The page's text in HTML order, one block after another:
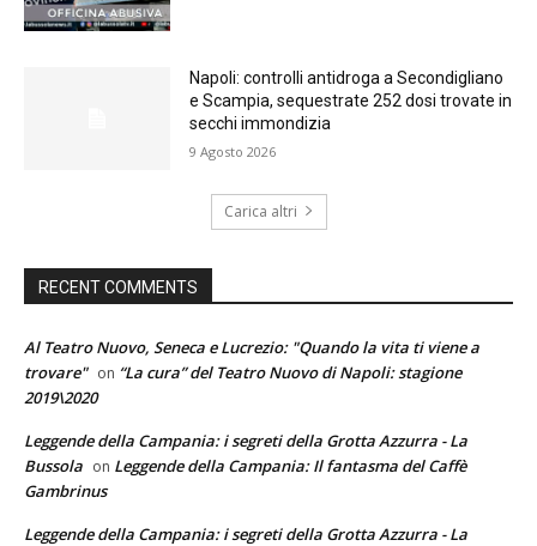
Napoli: controlli antidroga a Secondigliano
e Scampia, sequestrate 252 dosi trovate in
secchi immondizia
9 Agosto 2026
Carica altri
RECENT COMMENTS
Al Teatro Nuovo, Seneca e Lucrezio: "Quando la vita ti viene a
trovare" on “La cura” del Teatro Nuovo di Napoli: stagione
2019\2020
Leggende della Campania: i segreti della Grotta Azzurra - La
Bussola on Leggende della Campania: Il fantasma del Caffè
Gambrinus
Leggende della Campania: i segreti della Grotta Azzurra - La